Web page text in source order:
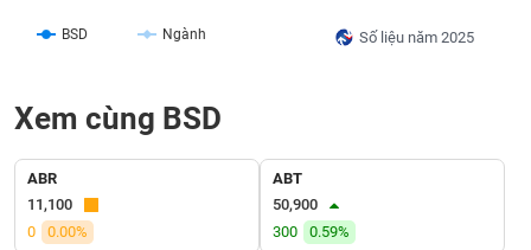
Số liệu năm 2025
BSD Ngành
Xem cùng BSD
ABR
11,100
0
0.00%
ABT
50,900
300
0.59%
TIN
DỊCH
VỤ
TRUYỀN
THÔNG